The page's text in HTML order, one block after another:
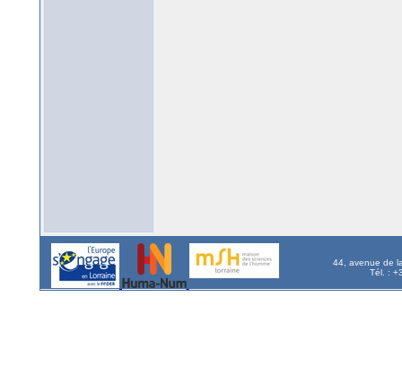
44, avenue de
Tél. :